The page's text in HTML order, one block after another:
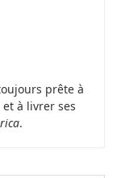
prête à
et à livrer ses
.